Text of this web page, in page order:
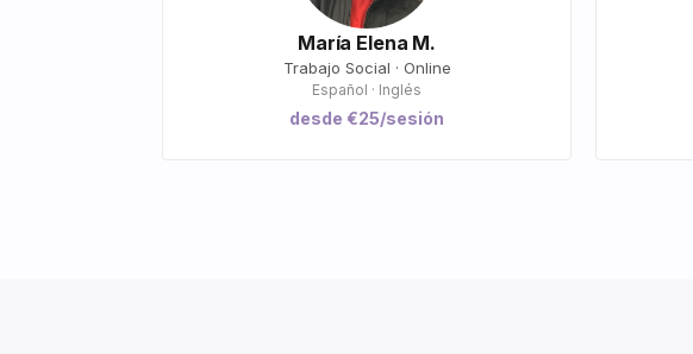
María Elena M.
Trabajo Social · Online
Español · Inglés
desde €25/sesión